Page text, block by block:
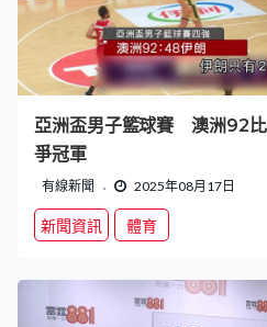
亞洲盃男子籃球賽 澳洲92
爭冠軍
有線新聞 2025年08月17日
新聞資訊 體育